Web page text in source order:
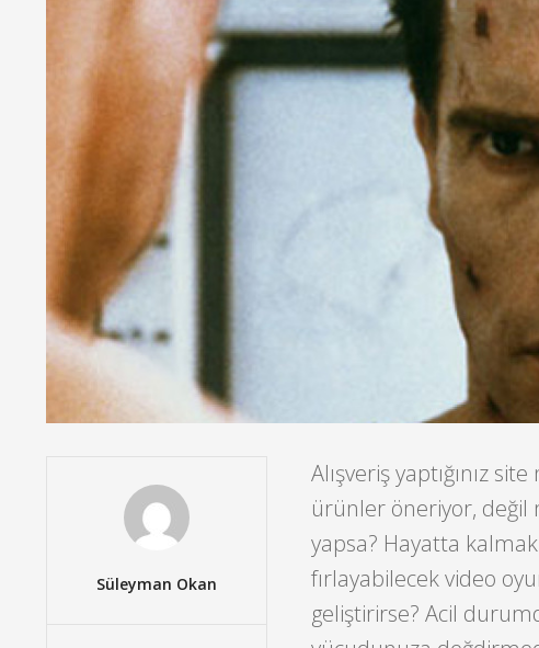
Süleyman Okan
Alışveriş yaptığınız
ürünler öneriyor, değil
yapsa? Hayatta kalmak
fırlayabilecek video
geliştirirse? Acil